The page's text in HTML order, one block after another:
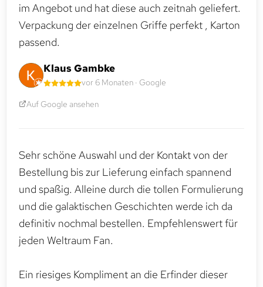
im Angebot und hat diese auch zeitnah geliefert.
Verpackung der einzelnen Griffe perfekt , Karton
passend.
Klaus Gambke
vor 6 Monaten · Google
Auf Google ansehen
Sehr schöne Auswahl und der Kontakt von der
Bestellung bis zur Lieferung einfach spannend
und spaßig. Alleine durch die tollen Formulierung
und die galaktischen Geschichten werde ich da
definitiv nochmal bestellen. Empfehlenswert für
jeden Weltraum Fan.
Ein riesiges Kompliment an die Erfinder dieser